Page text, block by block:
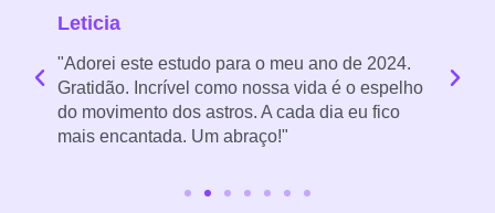
Leticia
"Adorei este estudo para o meu ano de 2024.
Gratidão. Incrível como nossa vida é o espelho
do movimento dos astros. A cada dia eu fico
mais encantada. Um abraço!"